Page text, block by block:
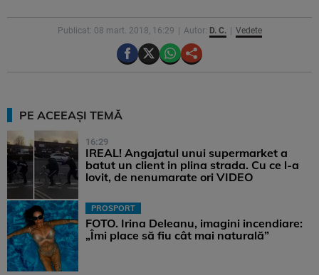
Publicat: 08 mart. 2018, 16:29 Autor: D. C. Vedete
PE ACEEAȘI TEMĂ
16:29
IREAL! Angajatul unui supermarket a
batut un client in plina strada. Cu ce l-a
lovit, de nenumarate ori VIDEO
PROSPORT
FOTO. Irina Deleanu, imagini incendiare:
„Îmi place să fiu cât mai naturală”